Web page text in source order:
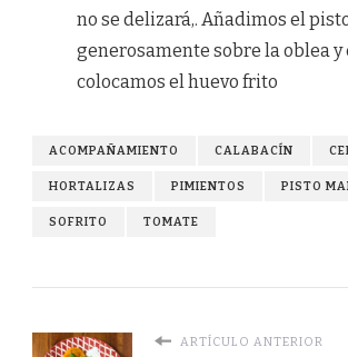
no se delizará,. Añadimos el
generosamente sobre la oblea y
colocamos el huevo frito
ACOMPAÑAMIENTO CALABACÍN
HORTALIZAS PIMIENTOS PISTO
SOFRITO TOMATE
ARTÍCULO ANTERIOR